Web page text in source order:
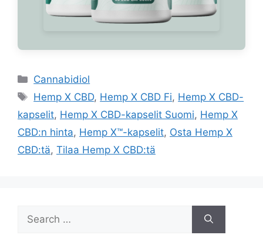
Categories
Cannabidiol
Tags
Hemp X CBD, Hemp X CBD Fi, Hemp X CBD-
kapselit, Hemp X CBD-kapselit Suomi, Hemp X
CBD:n hinta, Hemp X™-kapselit, Osta Hemp X
CBD:tä, Tilaa Hemp X CBD:tä
for: